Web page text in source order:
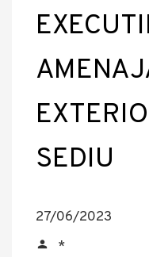
SEDIU
27/06/2023
*